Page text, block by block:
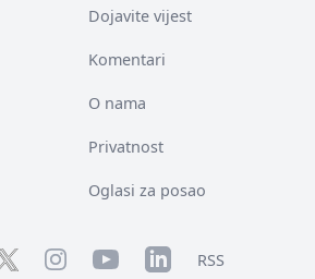
Dojavite vijest
Komentari
O nama
Privatnost
Oglasi za posao
InstagramYouTubeLinkedInRSS